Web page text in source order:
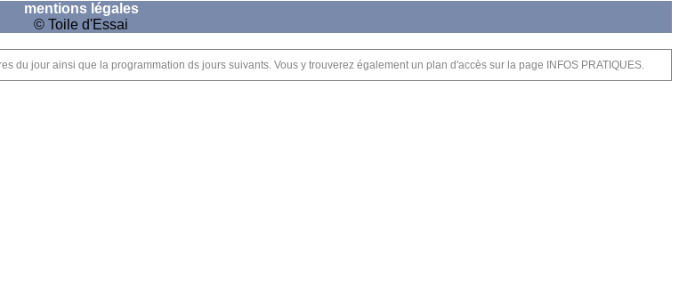
mentions légales
© Toile d'Essai
du jour ainsi que la programmation ds jours suivants. Vous y trouverez également un plan d'accès sur la page INFOS PRATIQUES.